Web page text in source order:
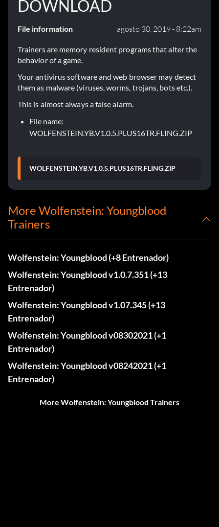
DOWNLOAD
File information agosto 30, 2019 - 8:22am
Trainers are memory resident programs that alter the
behavior of a game.
Your antivirus software and web browser may detect
them as malware (viruses, worms, trojans, bots etc.).
This is almost always a false alarm.
File name:
WOLFENSTEIN.YB.V1.0.5.PLUS16TR.FLING.ZIP
WOLFENSTEIN.YB.V1.0.5.PLUS16TR.FLING.ZIP
More Wolfenstein: Youngblood
Trainers
Wolfenstein: Youngblood (+8 Entrenador)
Wolfenstein: Youngblood v1.0.7.351 (+13
Entrenador)
Wolfenstein: Youngblood v1.07.345 (+13
Entrenador)
Wolfenstein: Youngblood v08302021 (+1
Entrenador)
Wolfenstein: Youngblood v08242021 (+1
Entrenador)
More Wolfenstein: Youngblood Trainers